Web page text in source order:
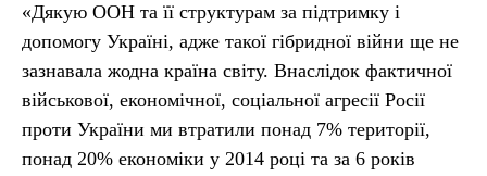
«Дякую ООН та її структурам за підтримку і
допомогу Україні, адже такої гібридної війни ще не
зазнавала жодна країна світу. Внаслідок фактичної
військової, економічної, соціальної агресії Росії
проти України ми втратили понад 7% території,
понад 20% економіки у 2014 році та за 6 років